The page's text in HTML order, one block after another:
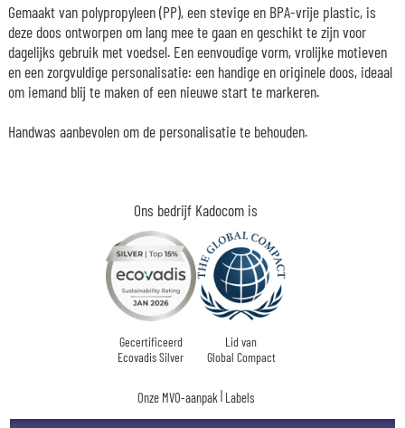
Ons bedrijf Kadocom is
Gecertificeerd
Ecovadis Silver
Lid van
Global Compact
Onze MVO-aanpak | Labels
Gemaakt van polypropyleen (PP), een stevige en BPA-vrije plastic, is
deze doos ontworpen om lang mee te gaan en geschikt te zijn voor
dagelijks gebruik met voedsel. Een eenvoudige vorm, vrolijke motieven
en een zorgvuldige personalisatie: een handige en originele doos, ideaal
om iemand blij te maken of een nieuwe start te markeren.
Handwas aanbevolen om de personalisatie te behouden.